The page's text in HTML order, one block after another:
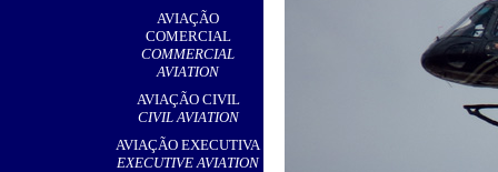
AVIAÇÃO
COMERCIAL
COMMERCIAL
AVIATION
AVIAÇÃO CIVIL
CIVIL AVIATION
AVIAÇÃO EXECUTIVA
EXECUTIVE AVIATION